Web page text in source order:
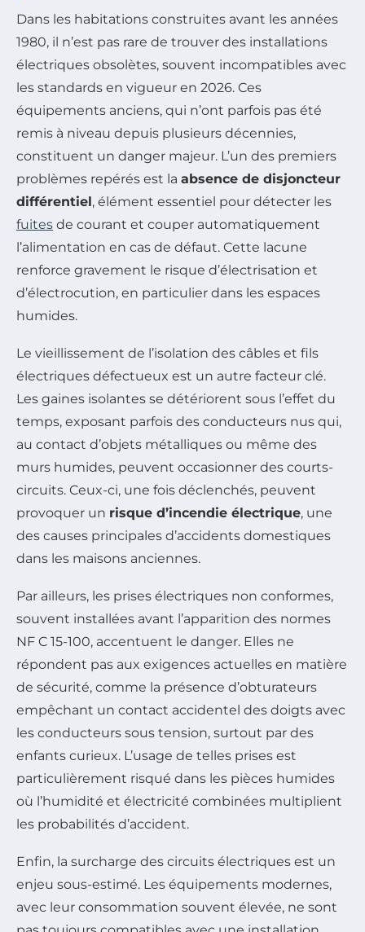
Dans les habitations construites avant les années
1980, il n’est pas rare de trouver des installations
électriques obsolètes, souvent incompatibles avec
les standards en vigueur en 2026. Ces
équipements anciens, qui n’ont parfois pas été
remis à niveau depuis plusieurs décennies,
constituent un danger majeur. L’un des premiers
problèmes repérés est la absence de disjoncteur
différentiel, élément essentiel pour détecter les
fuites de courant et couper automatiquement
l’alimentation en cas de défaut. Cette lacune
renforce gravement le risque d’électrisation et
d’électrocution, en particulier dans les espaces
humides.
Le vieillissement de l’isolation des câbles et fils
électriques défectueux est un autre facteur clé.
Les gaines isolantes se détériorent sous l’effet du
temps, exposant parfois des conducteurs nus qui,
au contact d’objets métalliques ou même des
murs humides, peuvent occasionner des courts-
circuits. Ceux-ci, une fois déclenchés, peuvent
provoquer un risque d’incendie électrique, une
des causes principales d’accidents domestiques
dans les maisons anciennes.
Par ailleurs, les prises électriques non conformes,
souvent installées avant l’apparition des normes
NF C 15-100, accentuent le danger. Elles ne
répondent pas aux exigences actuelles en matière
de sécurité, comme la présence d’obturateurs
empêchant un contact accidentel des doigts avec
les conducteurs sous tension, surtout par des
enfants curieux. L’usage de telles prises est
particulièrement risqué dans les pièces humides
où l’humidité et électricité combinées multiplient
les probabilités d’accident.
Enfin, la surcharge des circuits électriques est un
enjeu sous-estimé. Les équipements modernes,
avec leur consommation souvent élevée, ne sont